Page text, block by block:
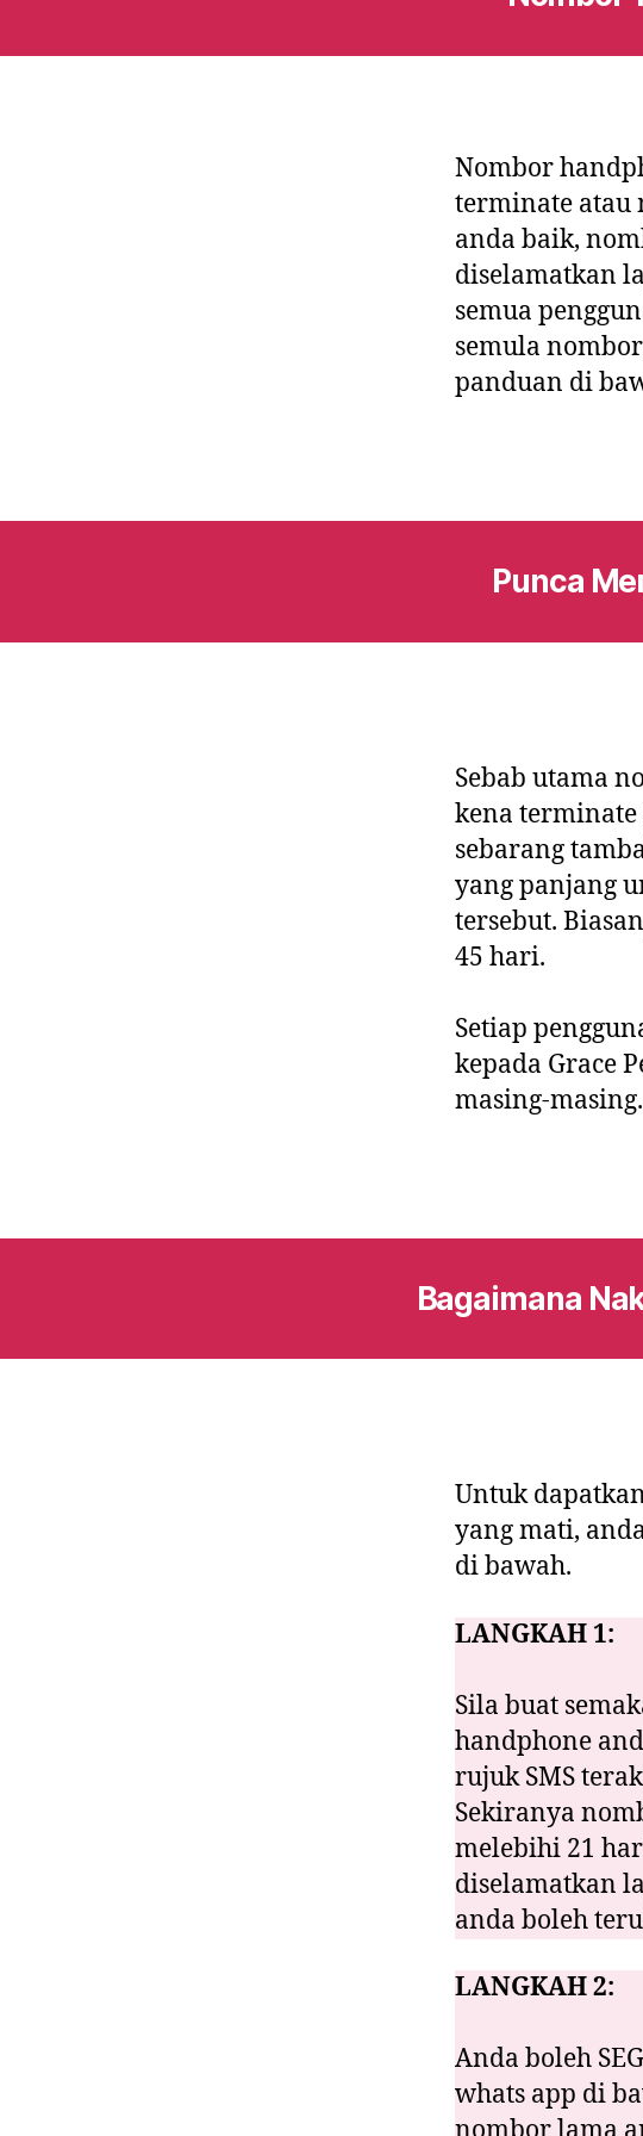
Nombor
terminate atau
anda baik,
diselamatkan
semua
semula
panduan di
Punca
Sebab utama
kena
sebarang
yang panjang
tersebut.
45 hari.
Setiap
kepada Grace
masing-masing.
Bagaimana
Untuk
yang mati,
di bawah.
LANGKAH 1:
Sila buat
handphone
rujuk SMS
Sekiranya
melebihi 21
diselamatkan
anda boleh
LANGKAH 2:
Anda boleh
whats app di